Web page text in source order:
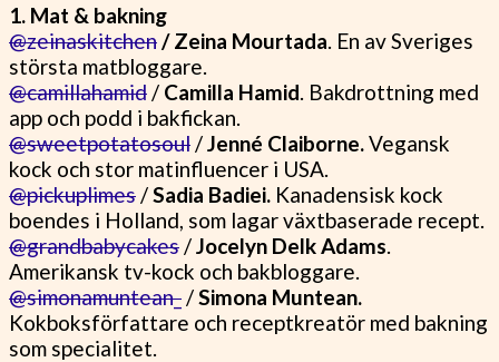
1. Mat & bakning
@zeinaskitchen/ Zeina Mourtada. En av Sveriges
största matbloggare.
@camillahamid/ Camilla Hamid. Bakdrottning med
app och podd i bakfickan.
@sweetpotatosoul/Jenné Claiborne.Vegansk
kock och stor matinfluencer i USA.
@pickuplimes/Sadia Badiei. Kanadensisk kock
boendes i Holland, som lagar växtbaserade recept.
@grandbabycakes/Jocelyn Delk Adams.
Amerikansk tv-kock och bakbloggare.
@simonamuntean_/Simona Muntean.
Kokboksförfattare och receptkreatör med bakning
som specialitet.